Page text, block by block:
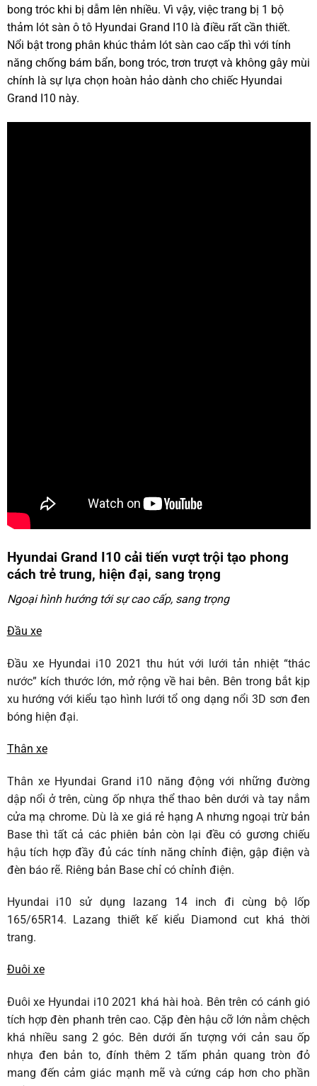
bong tróc khi bị dẫm lên nhiều. Vì vậy, việc trang bị 1 bộ
thảm lót sàn ô tô Hyundai Grand I10 là điều rất cần thiết.
Nổi bật trong phân khúc thảm lót sàn cao cấp thì với tính
năng chống bám bẩn, bong tróc, trơn trượt và không gây mùi
chính là sự lựa chọn hoàn hảo dành cho chiếc Hyundai
Grand I10 này.
Hyundai Grand I10 cải tiến vượt trội tạo phong
cách trẻ trung, hiện đại, sang trọng
Ngoại hình hướng tới sự cao cấp, sang trọng
Đầu xe
Đầu xe Hyundai i10 2021 thu hút với lưới tản nhiệt “thác
nước” kích thước lớn, mở rộng về hai bên. Bên trong bắt kịp
xu hướng với kiểu tạo hình lưới tổ ong dạng nổi 3D sơn đen
bóng hiện đại.
Thân xe
Thân xe Hyundai Grand i10 năng động với những đường
dập nổi ở trên, cùng ốp nhựa thể thao bên dưới và tay nắm
cửa mạ chrome. Dù là xe giá rẻ hạng A nhưng ngoại trừ bản
Base thì tất cả các phiên bản còn lại đều có gương chiếu
hậu tích hợp đầy đủ các tính năng chỉnh điện, gập điện và
đèn báo rẽ. Riêng bản Base chỉ có chỉnh điện.
Hyundai i10 sử dụng lazang 14 inch đi cùng bộ lốp
165/65R14. Lazang thiết kế kiểu Diamond cut khá thời
trang.
Đuôi xe
Đuôi xe Hyundai i10 2021 khá hài hoà. Bên trên có cánh gió
tích hợp đèn phanh trên cao. Cặp đèn hậu cỡ lớn nằm chệch
khá nhiều sang 2 góc. Bên dưới ấn tượng với cản sau ốp
nhựa đen bản to, đính thêm 2 tấm phản quang tròn đỏ
mang đến cảm giác mạnh mẽ và cứng cáp hơn cho phần